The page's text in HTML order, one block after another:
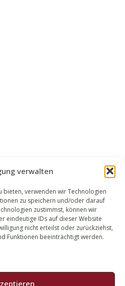
verwalten
bieten, verwenden wir Technologien
zu speichern und/oder darauf
zustimmst, können wir
eindeutige IDs auf dieser Website
nicht erteilst oder zurückziehst,
Funktionen beeinträchtigt werden.